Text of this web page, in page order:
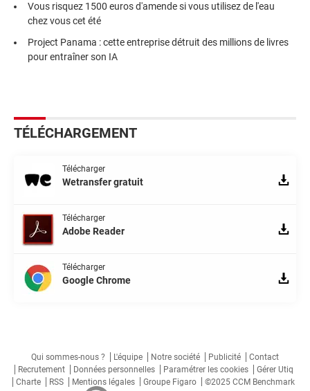
Vous risquez 1500 euros d'amende si vous utilisez de l'eau
chez vous cet été
Project Panama : cette entreprise détruit des millions de livres
pour entraîner son IA
TÉLÉCHARGEMENT
Télécharger
Wetransfer gratuit
Télécharger
Adobe Reader
Télécharger
Google Chrome
Qui sommes-nous ? L'équipe Notre société Publicité
Contact
Recrutement
Données personnelles Paramétrer les cookies
Gérer Utiq
Charte
RSS Mentions légales Groupe Figaro ©2025 CCM Benchmark